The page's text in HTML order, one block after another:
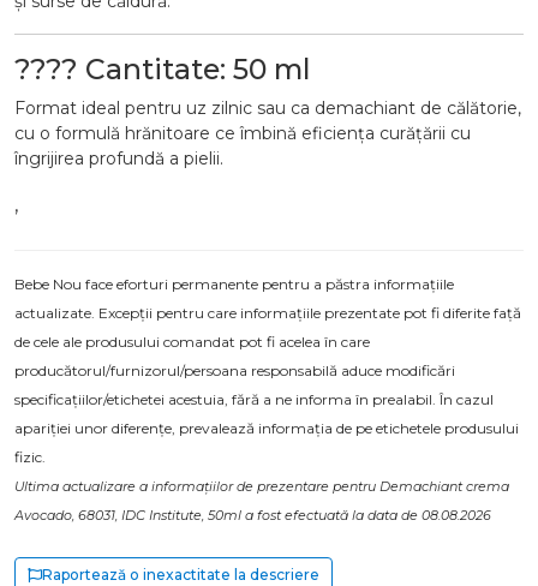
???? Cantitate: 50 ml
Format ideal pentru uz zilnic sau ca demachiant de călătorie,
cu o formulă hrănitoare ce îmbină eficiența curățării cu
îngrijirea profundă a pielii.
,
Bebe Nou face eforturi permanente pentru a păstra informațiile
actualizate. Excepții pentru care informațiile prezentate pot fi diferite față
de cele ale produsului comandat pot fi acelea în care
producătorul/furnizorul/persoana responsabilă aduce modificări
specificațiilor/etichetei acestuia, fără a ne informa în prealabil. În cazul
apariției unor diferențe, prevalează informația de pe etichetele produsului
fizic.
Ultima actualizare a informațiilor de prezentare pentru Demachiant crema
Avocado, 68031, IDC Institute, 50ml a fost efectuată la data de 08.08.2026
Raportează o inexactitate la descriere